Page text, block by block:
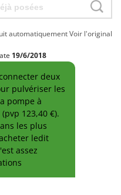
automatiquementVoir l'original
19/6/2018
deux
pulvériser les
pompe à
123,40 €).
les plus
ledit
assez